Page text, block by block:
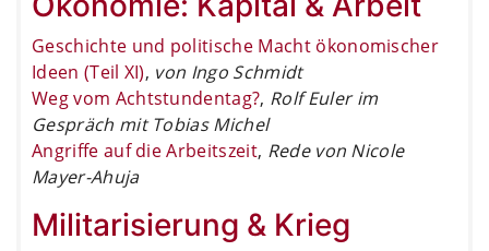
Geschichte und politische Macht ökonomischer
Ideen (Teil XI), von Ingo Schmidt
Weg vom Achtstundentag?, Rolf Euler im
Gespräch mit Tobias Michel
Angriffe auf die Arbeitszeit, Rede von Nicole
Mayer-Ahuja
Militarisierung & Krieg